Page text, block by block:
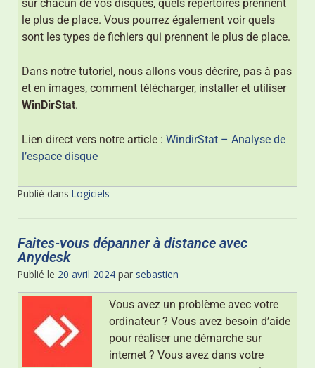
sur chacun de vos disques, quels répertoires prennent
le plus de place. Vous pourrez également voir quels
sont les types de fichiers qui prennent le plus de place.
Dans notre tutoriel, nous allons vous décrire, pas à pas
et en images, comment télécharger, installer et utiliser
WinDirStat.
Lien direct vers notre article : WindirStat – Analyse de
l’espace disque
Publié dans Logiciels
Faites-vous dépanner à distance avec
Anydesk
Publié le 20 avril 2024 par sebastien
Vous avez un problème avec votre
ordinateur ? Vous avez besoin d’aide
pour réaliser une démarche sur
internet ? Vous avez dans votre